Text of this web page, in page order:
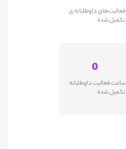
فعالیت‌های داوطلبانه ی
تکمیل شده
0
ساعت فعالیت داوطلبانه
تکمیل شده